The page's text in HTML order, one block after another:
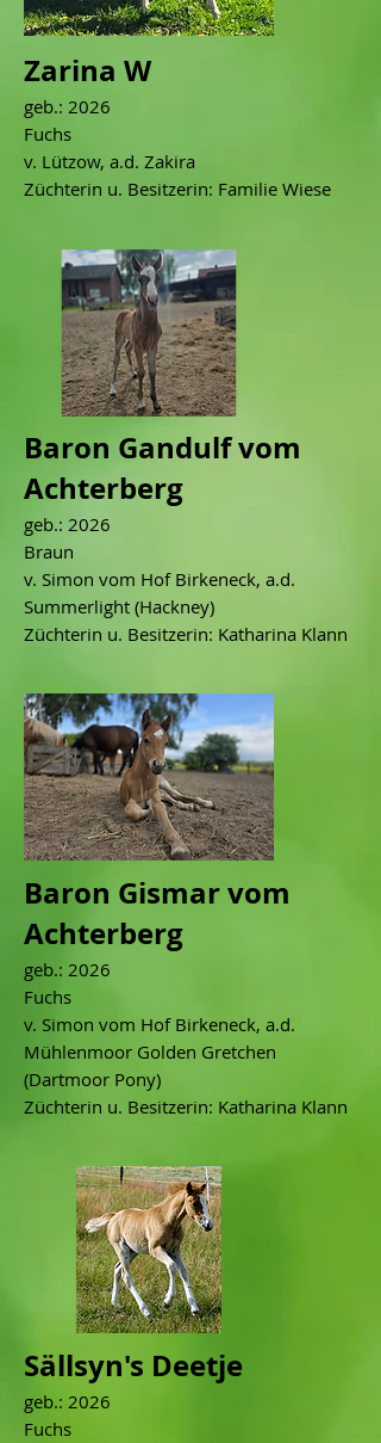
Zarina W
geb.: 2026
Fuchs
v. Lützow, a.d. Zakira
Züchterin u. Besitzerin: Familie Wiese
Baron Gandulf vom
Achterberg
geb.: 2026
Braun
v. Simon vom Hof Birkeneck, a.d.
Summerlight (Hackney)
Züchterin u. Besitzerin: Katharina Klann
Baron Gismar vom
Achterberg
geb.: 2026
Fuchs
v. Simon vom Hof Birkeneck, a.d.
Mühlenmoor Golden Gretchen
(Dartmoor Pony)
Züchterin u. Besitzerin: Katharina Klann
Sällsyn's Deetje
geb.: 2026
Fuchs